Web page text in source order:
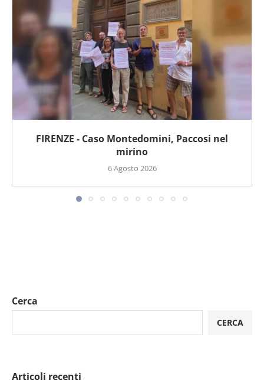
FIRENZE - Caso Montedomini, Paccosi nel
mirino
6 Agosto 2026
Cerca
CERCA
Articoli recenti